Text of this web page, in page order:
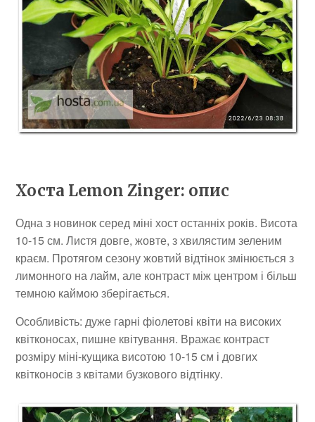
Хоста Lemon Zinger: опис
Одна з новинок серед міні хост останніх років. Висота
10-15 см. Листя довге, жовте, з хвилястим зеленим
краєм. Протягом сезону жовтий відтінок змінюється з
лимонного на лайм, але контраст між центром і більш
темною каймою зберігається.
Особливість: дуже гарні фіолетові квіти на високих
квітконосах, пишне квітування. Вражає контраст
розміру міні-кущика висотою 10-15 см і довгих
квітконосів з квітами бузкового відтінку.